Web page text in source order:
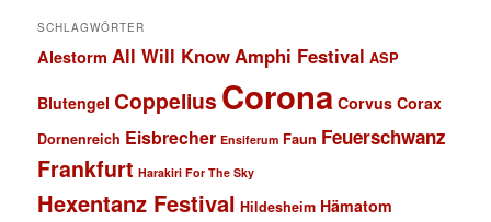
SCHLAGWÖRTER
Alestorm All Will KnowAmphi Festival ASP
Blutengel Coppelius Corona Corvus Corax
Dornenreich Eisbrecher Ensiferum Faun Feuerschwanz
Frankfurt Harakiri For The Sky
Hexentanz Festival Hildesheim Hämatom